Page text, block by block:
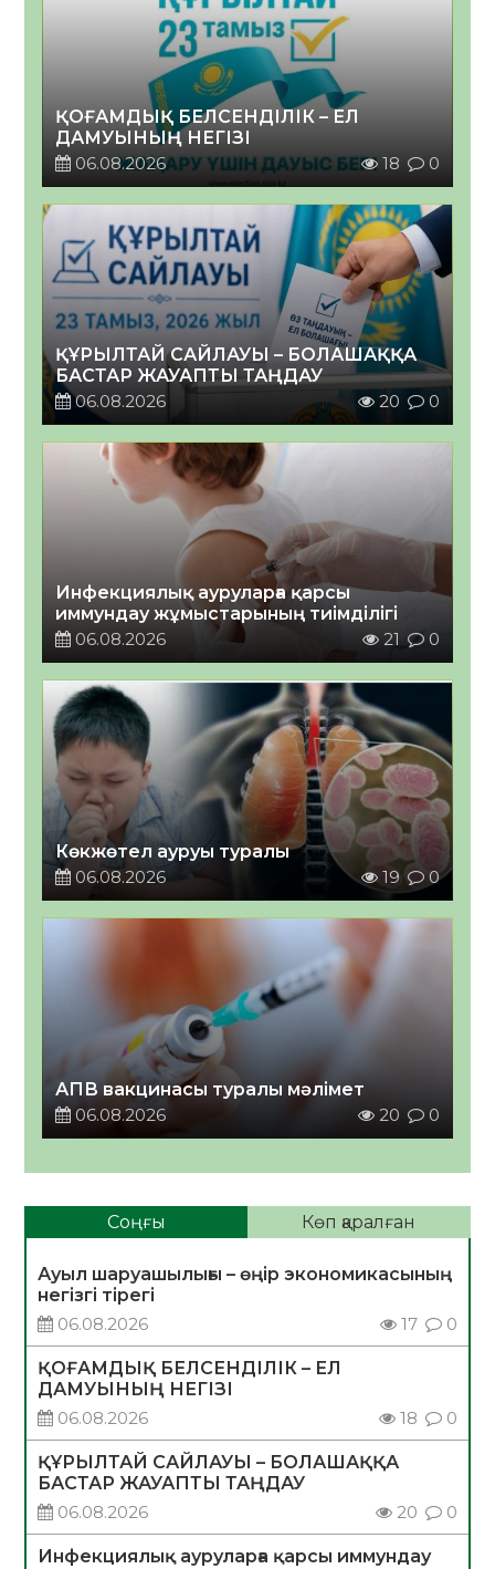
ҚОҒАМДЫҚ БЕЛСЕНДІЛІК – ЕЛ
ДАМУЫНЫҢ НЕГІЗІ
06.08.2026
18 0
ҚҰРЫЛТАЙ САЙЛАУЫ – БОЛАШАҚҚА
БАСТАР ЖАУАПТЫ ТАҢДАУ
06.08.2026
20 0
Инфекциялық ауруларға қарсы
иммундау жұмыстарының тиімділігі
06.08.2026
21 0
Көкжөтел ауруы туралы
06.08.2026
19 0
АПВ вакцинасы туралы мәлімет
06.08.2026
20 0
Соңғы Көп қаралған
Ауыл шаруашылығы – өңір экономикасының
негізгі тірегі
06.08.2026
17 0
ҚОҒАМДЫҚ БЕЛСЕНДІЛІК – ЕЛ
ДАМУЫНЫҢ НЕГІЗІ
06.08.2026
18 0
ҚҰРЫЛТАЙ САЙЛАУЫ – БОЛАШАҚҚА
БАСТАР ЖАУАПТЫ ТАҢДАУ
06.08.2026
20 0
Инфекциялық ауруларға қарсы иммундау